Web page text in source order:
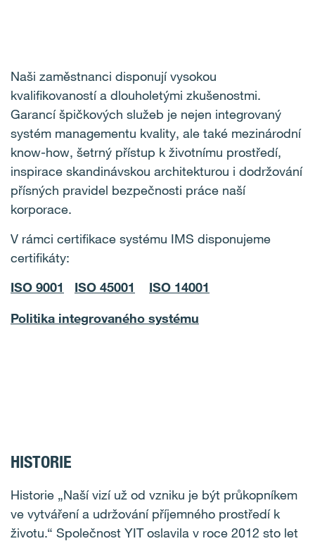
Naši zaměstnanci disponují vysokou
kvalifikovaností a dlouholetými zkušenostmi.
Garancí špičkových služeb je nejen integrovaný
systém managementu kvality, ale také mezinárodní
know-how, šetrný přístup k životnímu prostředí,
inspirace skandinávskou architekturou i dodržování
přísných pravidel bezpečnosti práce naší
korporace.
V rámci certifikace systému IMS disponujeme
certifikáty:
ISO 9001
ISO 45001 ISO 14001
Politika integrovaného systému
HISTORIE
Historie „Naší vizí už od vzniku je být průkopníkem
ve vytváření a udržování příjemného prostředí k
životu.“ Společnost YIT oslavila v roce 2012 sto let